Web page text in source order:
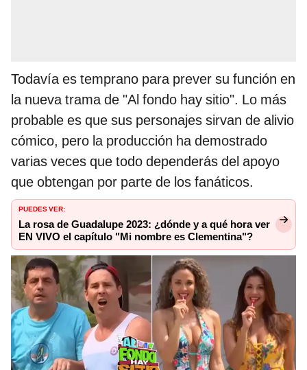
Todavía es temprano para prever su función en
la nueva trama de "Al fondo hay sitio". Lo más
probable es que sus personajes sirvan de alivio
cómico, pero la producción ha demostrado
varias veces que todo dependerás del apoyo
que obtengan por parte de los fanáticos.
PUEDES VER:
La rosa de Guadalupe 2023: ¿dónde y a qué hora ver
EN VIVO el capítulo "Mi nombre es Clementina"?